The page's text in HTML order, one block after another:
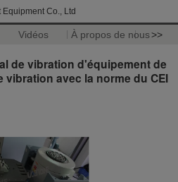
Equipment Co., Ltd
Vidéos À propos de nous>>
de vibration d'équipement de
vibration avec la norme du CEI